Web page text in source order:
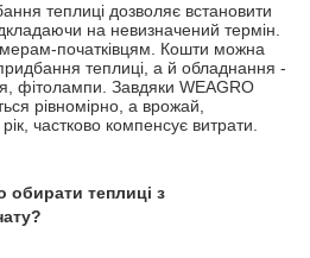
теплиці дозволяє встановити
на невизначений термін.
початківцям. Кошти можна
теплиці, а й обладнання -
фітолампи. Завдяки WEAGRO
рівномірно, а врожай,
частково компенсує витрати.
обирати теплиці з